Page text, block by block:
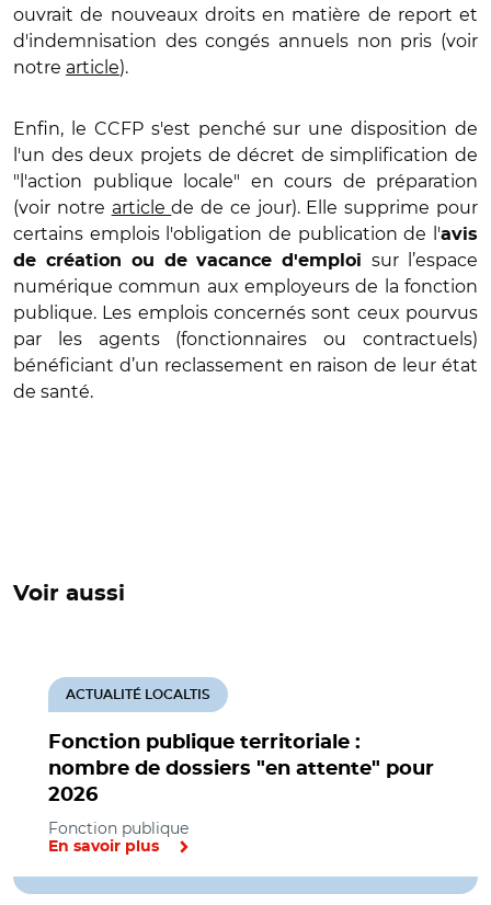
ouvrait de nouveaux droits en matière de report et
d'indemnisation des congés annuels non pris (voir
notre article).
Enfin, le CCFP s'est penché sur une disposition de
l'un des deux projets de décret de simplification de
"l'action publique locale" en cours de préparation
(voir notre articlede de ce jour). Elle supprime pour
certains emplois l'obligation de publication de l'avis
de création ou de vacance d'emploisur l’espace
numérique commun aux employeurs de la fonction
publique. Les emplois concernés sont ceux pourvus
par les agents (fonctionnaires ou contractuels)
bénéficiant d’un reclassement en raison de leur état
de santé.
Voir aussi
Fonction publique territoriale :
nombre de dossiers "en attente" pour
2026
ACTUALITÉ LOCALTIS
Fonction publique
En savoir plus